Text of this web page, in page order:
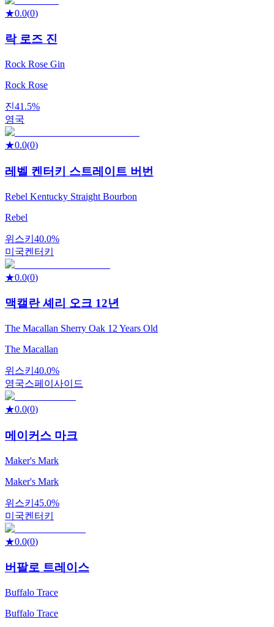
★0.0(0)
락 로즈 진
Rock Rose Gin
Rock Rose
진41.5%
영국
★0.0(0)
레벨 켄터키 스트레이트 버번
Rebel Kentucky Straight Bourbon
Rebel
위스키 40.0%
미국켄터키
★0.0(0)
맥캘란 셰리 오크 12년
The Macallan Sherry Oak 12 Years Old
The Macallan
위스키 40.0%
영국스페이사이드
★0.0(0)
메이커스 마크
Maker's Mark
Maker's Mark
위스키 45.0%
미국켄터키
★0.0(0)
버팔로 트레이스
Buffalo Trace
Buffalo Trace